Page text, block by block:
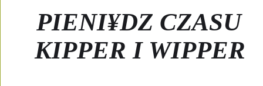
PIENI¥DZ CZASU
KIPPER I WIPPER